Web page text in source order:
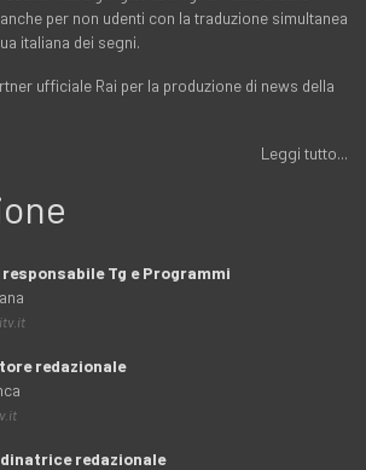
per non udenti con la traduzione simultanea
italiana dei segni.
ufficiale Rai per la produzione di news della
Leggi tutto...
Tg e Programmi
redazionale
redazionale